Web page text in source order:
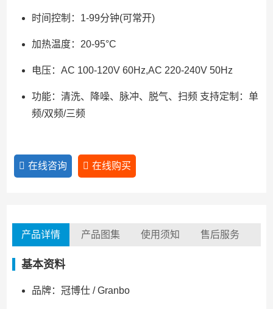
时间控制：1-99分钟(可常开)
加热温度：20-95°C
电压：AC 100-120V 60Hz,AC 220-240V 50Hz
功能：清洗、降噪、脉冲、脱气、扫频 支持定制：单
频/双频/三频
在线咨询 在线购买
产品详情 产品图集 使用须知 售后服务
基本资料
品牌：冠博仕 / Granbo